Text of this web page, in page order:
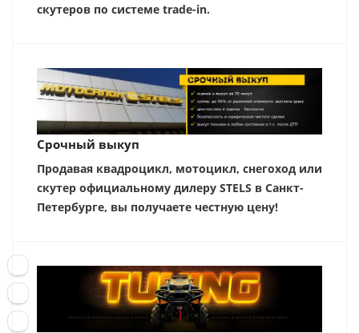
скутеров по системе trade-in.
Срочный выкуп
Продавая квадроцикл, мотоцикл, снегоход или
скутер официальному дилеру STELS в Санкт-
Петербурге, вы получаете честную цену!